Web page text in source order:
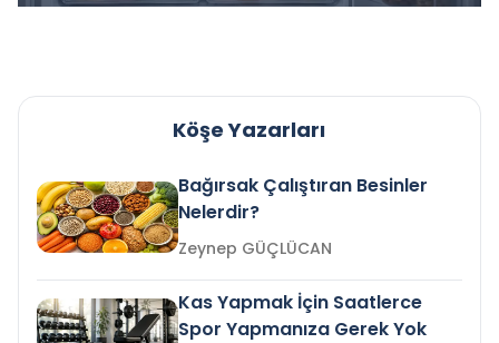
Köşe Yazarları
Bağırsak Çalıştıran Besinler
Nelerdir?
Zeynep GÜÇLÜCAN
Kas Yapmak İçin Saatlerce
Spor Yapmanıza Gerek Yok